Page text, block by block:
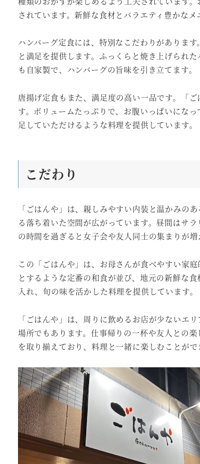
されています。新鮮な食材とバラエティ豊かな
ハンバーグ定食には、特別なこだわりがありま
と満足を提供します。ふっくらと焼き上げられ
も自家製で、ハンバーグの旨味を引き立てます。
唐揚げ定食もまた、満足度の高い一品です。「
す。ボリュームたっぷりで、お腹いっぱいにな
足していただけるような料理を提供しています。
こだわり
「ごはんや」は、親しみやすい内装と温かみの
る落ち着いた空間が広がっています。昼間はサ
の時間を過ぎると女子会や友人同士の集まりが増
この「ごはんや」は、お母さんが食べやすい家
とするような定番の和食が並び、地元の新鮮な
入れ、旬の味を活かした料理を提供しています。
「ごはんや」は、周りに飲めるお店が少ないエ
場所でもあります。仕事帰りの一杯や友人との
を取り揃えており、料理と一緒に楽しむことがで